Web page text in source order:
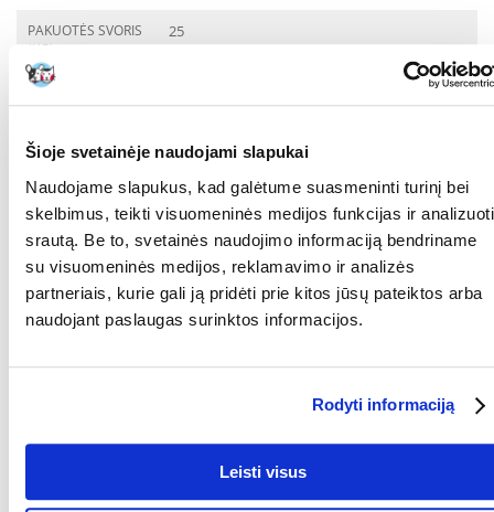
Šioje svetainėje naudojami slapukai
Naudojame slapukus, kad galėtume suasmeninti turinį bei
skelbimus, teikti visuomeninės medijos funkcijas ir analizuoti
srautą. Be to, svetainės naudojimo informaciją bendriname
su visuomeninės medijos, reklamavimo ir analizės
partneriais, kurie gali ją pridėti prie kitos jūsų pateiktos arba
naudojant paslaugas surinktos informacijos.
Rodyti informaciją
Leisti visus
PAKUOTĖS SVORIS
(KG):
25
GAMINTOJAS:
įsigijo. Žvaigždučių įvertinimas yra visų įvertinimų vidurkis.
Patikrinę atsiliepimus, paskelbsime ir teigiamus, ir neigiamus
atsiliepimus.
Atsiliepimai
Nerasta atsiliepimų
PARAŠYTI ATSILIEPIMĄ